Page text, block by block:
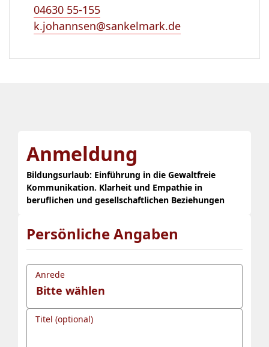
04630 55-155
k.johannsen@sankelmark.de
Anmeldung
Bildungsurlaub: Einführung in die Gewaltfreie
Kommunikation. Klarheit und Empathie in
beruflichen und gesellschaftlichen Beziehungen
Persönliche Angaben
Anrede
Titel (optional)